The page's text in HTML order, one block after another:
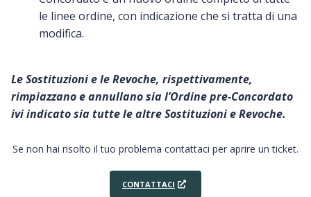
le linee ordine, con indicazione che si tratta di una
modifica.
Le Sostituzioni e le Revoche, rispettivamente,
rimpiazzano e annullano sia l’Ordinepre-Concordato
ivi indicato sia tutte le altre Sostituzioni e Revoche.
Se non hai risolto il tuo problema contattaci per aprire un ticket.
CONTATTACI